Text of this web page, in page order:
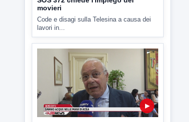
▶
5 AGOSTO 2026 ATTUALITÀ
Sannio acque nelle mani di ACEA
Sannio Acque prende forma: costituita